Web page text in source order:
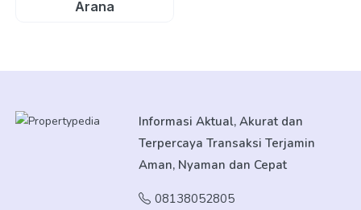
Arana
Informasi Aktual, Akurat dan
Terpercaya Transaksi Terjamin
Aman, Nyaman dan Cepat
08138052805